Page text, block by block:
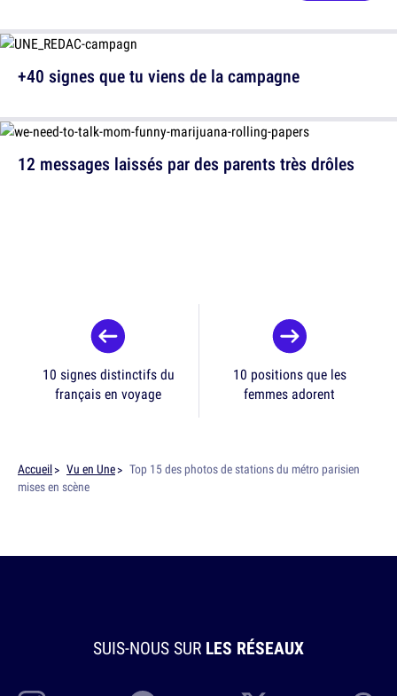
12 messages laissés par des parents très drôles
+40 signes que tu viens de la campagne
10 signes distinctifs du
français en voyage
10 positions que les
femmes adorent
Accueil Vu en Une
Top 15 des photos de stations du métro parisien
mises en scène
SUIS-NOUS SUR LES RÉSEAUX